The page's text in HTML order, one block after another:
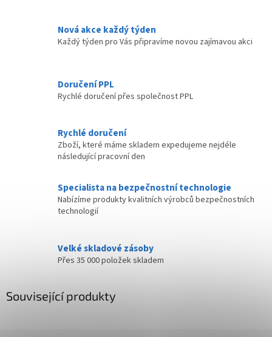
Nová akce každý týden
Každý týden pro Vás připravíme novou zajímavou akci
Doručení PPL
Rychlé doručení přes společnost PPL
Rychlé doručení
Zboží, které máme skladem expedujeme nejdéle
následující pracovní den
Specialista na bezpečnostní technologie
Nabízíme produkty kvalitních výrobců bezpečnostních
technologií
Velké skladové zásoby
Přes 35 000 položek skladem
Související produkty